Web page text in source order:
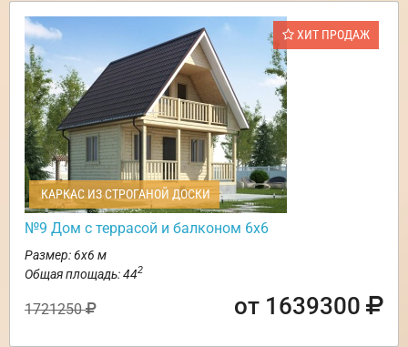
ХИТ ПРОДАЖ
КАРКАС ИЗ СТРОГАНОЙ ДОСКИ
№9 Дом с террасой и балконом 6х6
Размер: 6х6 м
Общая площадь: 442
1721250 от 1639300